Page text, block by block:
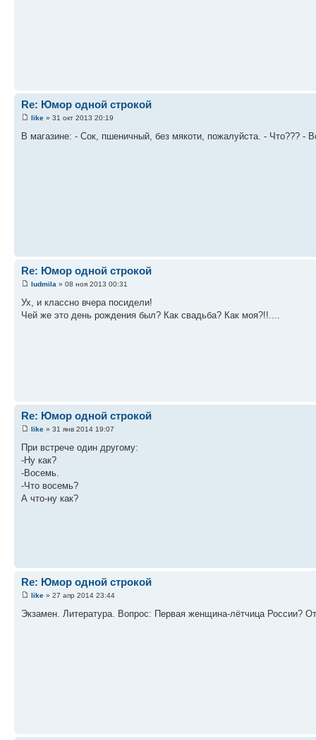
Re: Юмор одной строкой
like » 31 окт 2013 20:19
В магазине: - Сок, пшеничный, без мякоти, пожалуйста. - Что??? -
Re: Юмор одной строкой
ludmila » 08 ноя 2013 00:31
Ух, и классно вчера посидели!
Чей же это день рождения был? Как свадьба? Как моя?!!....
Re: Юмор одной строкой
like » 31 янв 2014 19:07
При встрече один другому:
-Ну как?
-Восемь.
-Что восемь?
А что-ну как?
Re: Юмор одной строкой
like » 27 апр 2014 23:44
Экзамен. Литература. Вопрос: Первая женщина-лётчица России?